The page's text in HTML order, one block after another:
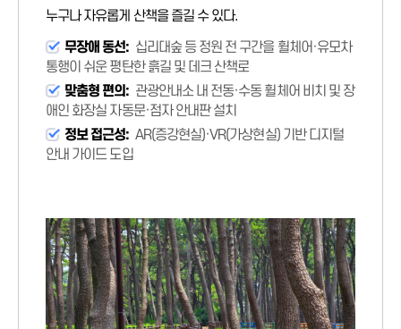
누구나 자유롭게 산책을 즐길 수 있다.
무장애 동선: 십리대숲 등 정원 전 구간을 휠체어·유모차
통행이 쉬운 평탄한 흙길 및 데크 산책로
맞춤형 편의: 관광안내소 내 전동·수동 휠체어 비치 및 장
애인 화장실 자동문·점자 안내판 설치
정보 접근성: AR(증강현실)·VR(가상현실) 기반 디지털
안내 가이드 도입